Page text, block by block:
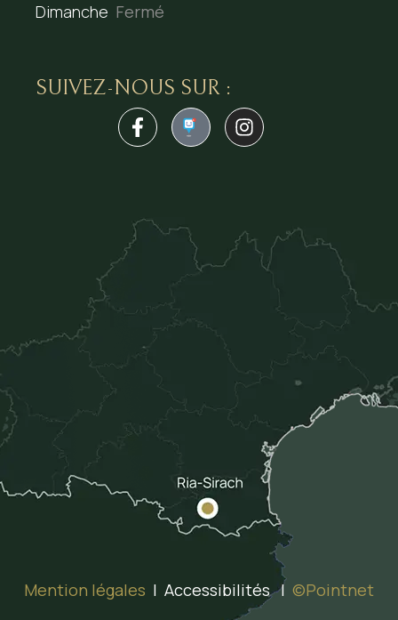
Dimanche Fermé
SUIVEZ-NOUS SUR :
1
Mention légales | Accessibilités | ©Pointnet